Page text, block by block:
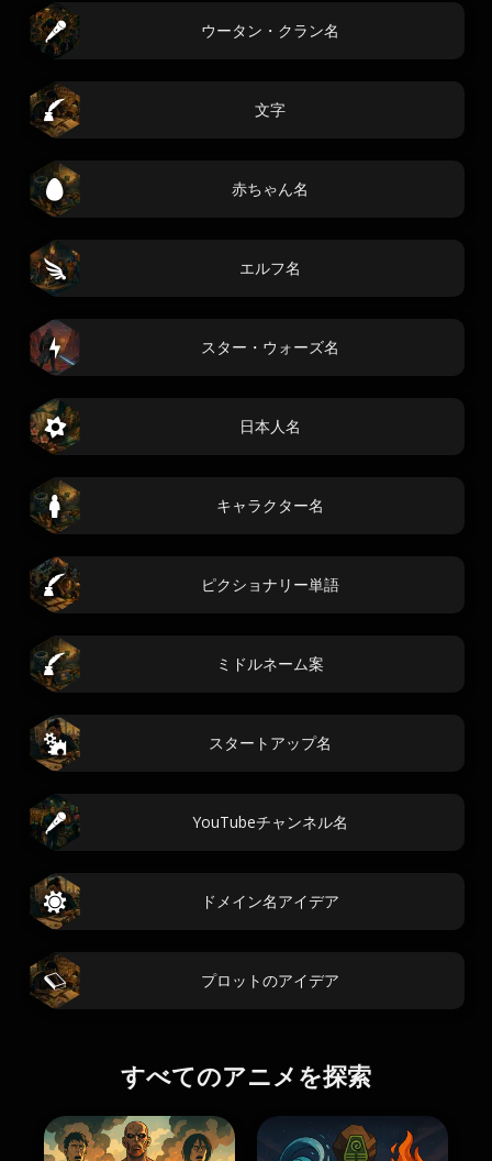
ウータン・クラン名
文字
赤ちゃん名
エルフ名
スター・ウォーズ名
日本人名
キャラクター名
ピクショナリー単語
ミドルネーム案
スタートアップ名
YouTubeチャンネル名
ドメイン名アイデア
プロットのアイデア
すべてのアニメを探索